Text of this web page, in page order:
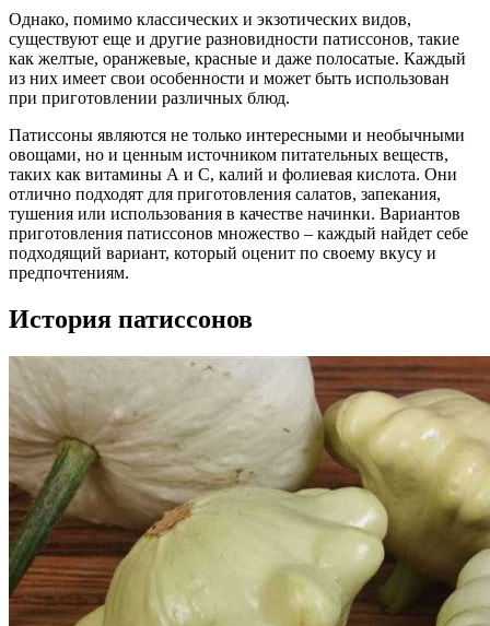
Однако, помимо классических и экзотических видов,
существуют еще и другие разновидности патиссонов, такие
как желтые, оранжевые, красные и даже полосатые. Каждый
из них имеет свои особенности и может быть использован
при приготовлении различных блюд.
Патиссоны являются не только интересными и необычными
овощами, но и ценным источником питательных веществ,
таких как витамины А и С, калий и фолиевая кислота. Они
отлично подходят для приготовления салатов, запекания,
тушения или использования в качестве начинки. Вариантов
приготовления патиссонов множество – каждый найдет себе
подходящий вариант, который оценит по своему вкусу и
предпочтениям.
История патиссонов